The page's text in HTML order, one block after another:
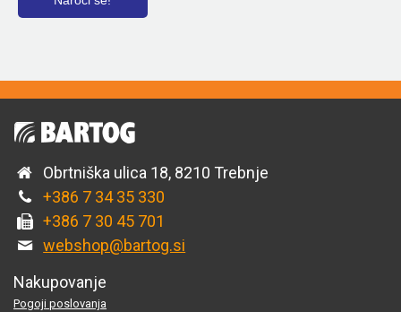
Obrtniška ulica 18, 8210 Trebnje
+386 7 34 35 330
+386 7 30 45 701
webshop@bartog.si
Nakupovanje
Pogoji poslovanja